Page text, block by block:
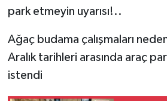
park etmeyin uyarısı!..
Ağaç budama çalışmaları
Aralık tarihleri arasında araç
istendi